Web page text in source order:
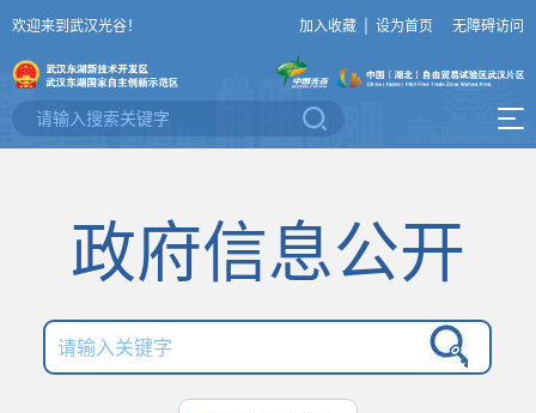
欢迎来到武汉光谷！ 加入收藏 设为首页 无障碍访问
政府信息公开